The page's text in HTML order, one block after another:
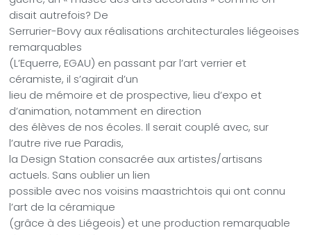
disait autrefois? De
Serrurier-Bovy aux réalisations architecturales liégeoises
remarquables
(L’Equerre, EGAU) en passant par l’art verrier et
céramiste, il s’agirait d’un
lieu de mémoire et de prospective, lieu d’expo et
d’animation, notamment en direction
des élèves de nos écoles. Il serait couplé avec, sur
l’autre rive rue Paradis,
la Design Station consacrée aux artistes/artisans
actuels. Sans oublier un lien
possible avec nos voisins maastrichtois qui ont connu
l’art de la céramique
(grâce à des Liégeois) et une production remarquable